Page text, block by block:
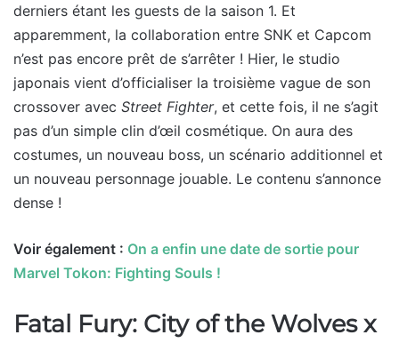
derniers étant les guests de la saison 1. Et
apparemment, la collaboration entre SNK et Capcom
n’est pas encore prêt de s’arrêter ! Hier, le studio
japonais vient d’officialiser la troisième vague de son
crossover avec Street Fighter, et cette fois, il ne s’agit
pas d’un simple clin d’œil cosmétique. On aura des
costumes, un nouveau boss, un scénario additionnel et
un nouveau personnage jouable. Le contenu s’annonce
dense !
Voir également : On a enfin une date de sortie pour
Marvel Tokon: Fighting Souls !
Fatal Fury: City of the Wolves x